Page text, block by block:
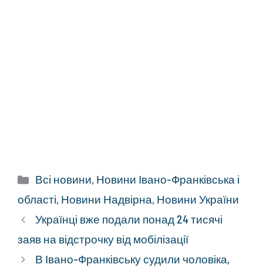
Категорії
Всі новини, Новини Івано-Франківська і
області, Новини Надвірна, Новини України
Українці вже подали понад 24 тисячі
заяв на відстрочку від мобілізації
В Івано-Франківську судили чоловіка,